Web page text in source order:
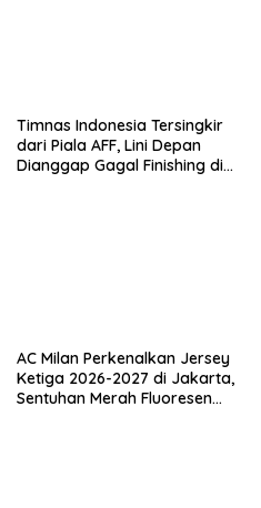
Timnas Indonesia Tersingkir
dari Piala AFF, Lini Depan
Dianggap Gagal Finishing di
AC Milan Perkenalkan Jersey
Ketiga 2026-2027 di Jakarta,
Sentuhan Merah Fluoresen